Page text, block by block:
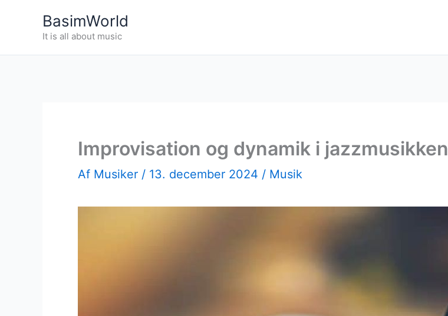
BasimWorld
It is all about music
Improvisation og dynamik i jazzmusikken
Af Musiker / 13. december 2024 / Musik